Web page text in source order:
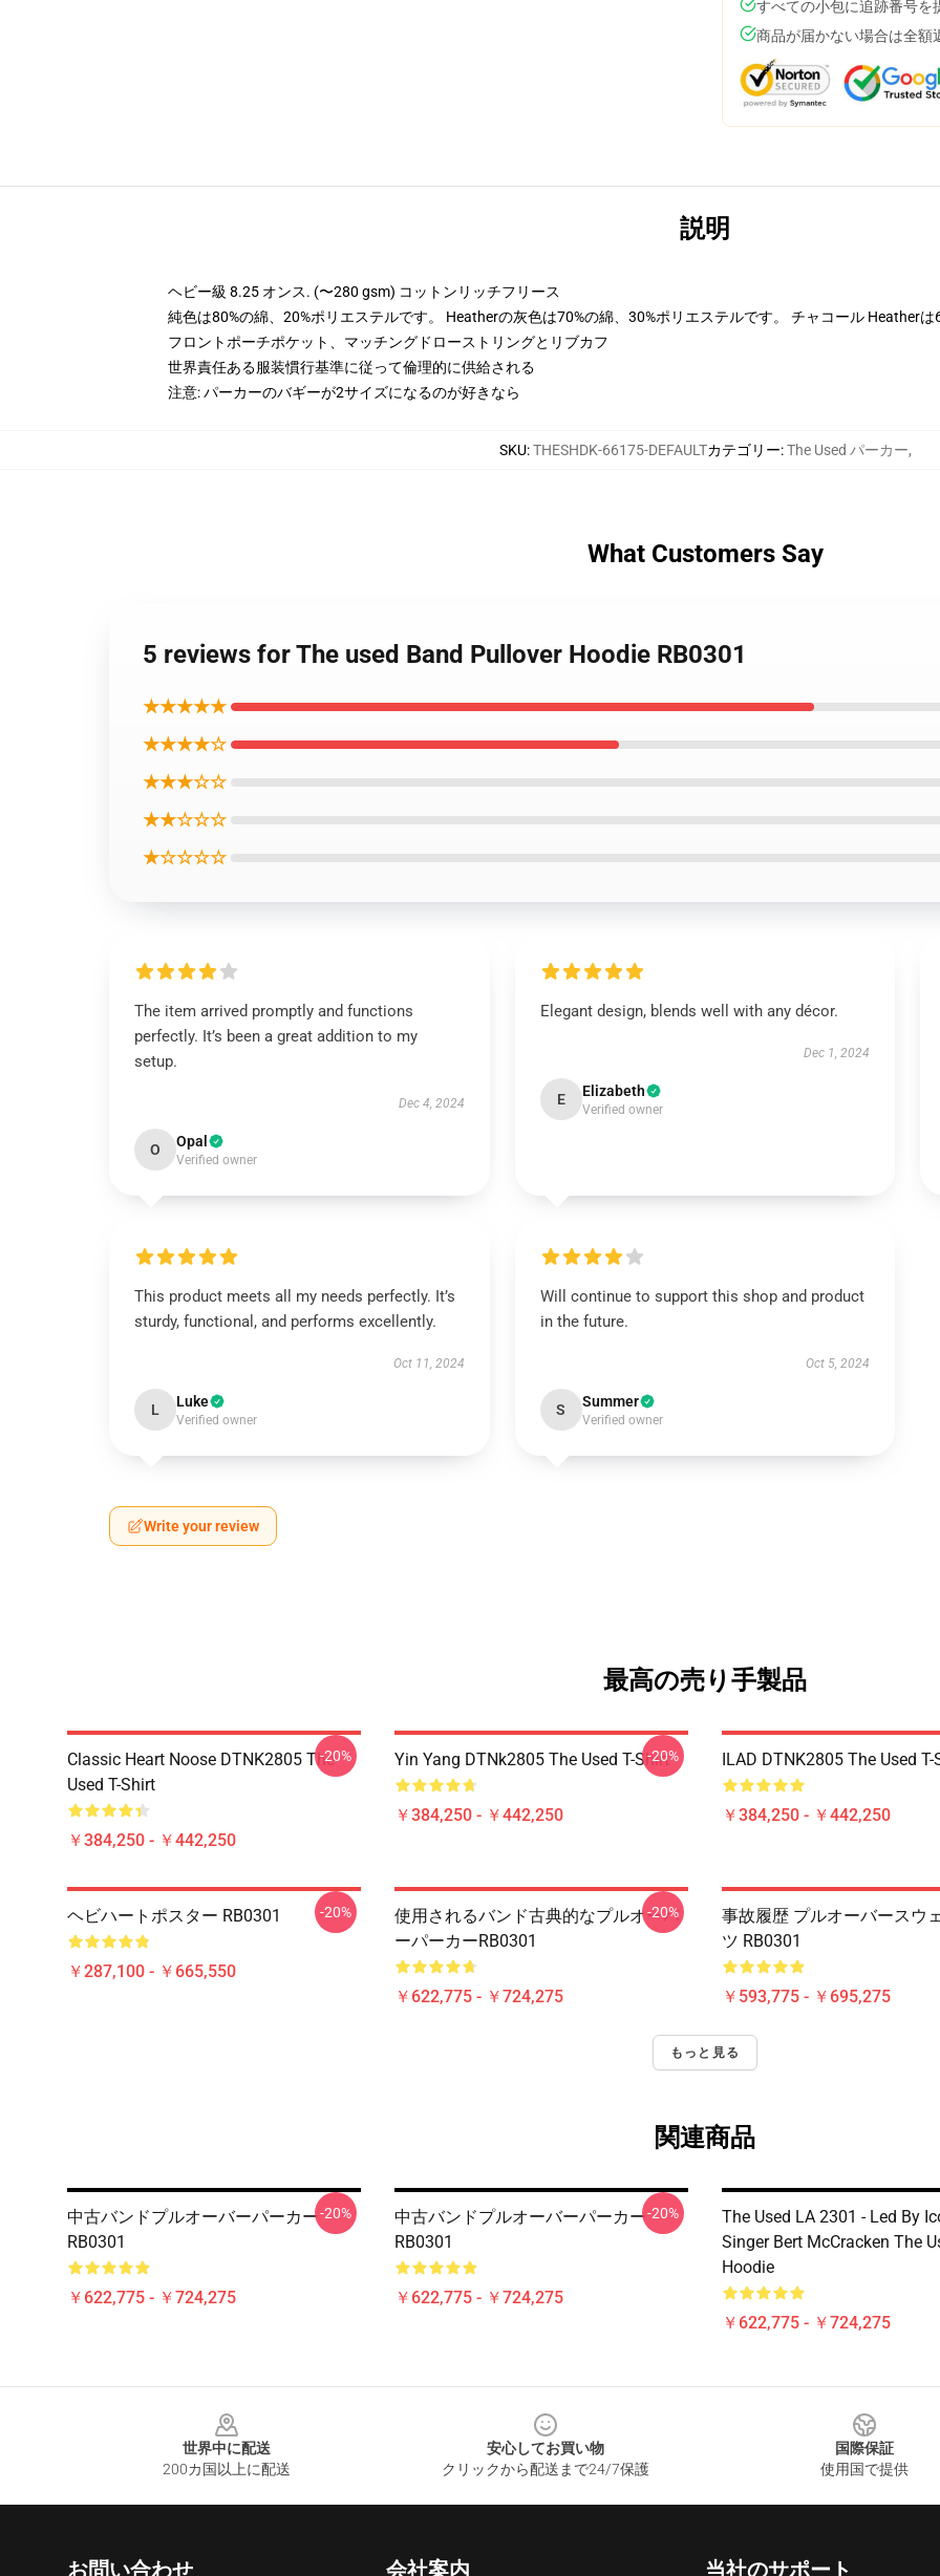
すべての小包に追跡番号を
商品が届かない場合は全額
説明
ヘビー級 8.25 オンス. (〜280 gsm) コットンリッチフリース
純色は80%の綿、20%ポリエステルです。 Heatherの灰色は70%の綿、30%ポリエステルです。 チャコール Heather
フロントポーチポケット、マッチングドローストリングとリブカフ
世界責任ある服装慣行基準に従って倫理的に供給される
注意: パーカーのバギーが2サイズになるのが好きなら
SKU:THESHDK-66175-DEFAULTカテゴリー:The Used パーカー,
What Customers Say
5 reviews for The used Band Pullover Hoodie RB0301
★★★★★
★★★★☆
★★★☆☆
★★☆☆☆
★☆☆☆☆
The item arrived promptly and functions
perfectly. It’s been a great addition to my
setup.
Dec 4, 2024
O Opal
Verified owner
Elegant design, blends well with any décor.
Dec 1, 2024
E Elizabeth
Verified owner
This product meets all my needs perfectly. It’s
sturdy, functional, and performs excellently.
Oct 11, 2024
L Luke
Verified owner
Will continue to support this shop and product
in the future.
Oct 5, 2024
S Summer
Verified owner
Write your review
最高の売り手製品
Classic Heart Noose DTNK2805 The
Used T-Shirt
￥384,250 - ￥442,250
-20% Yin Yang DTNk2805 The Used T-Shirt
￥384,250 - ￥442,250
-20% ILAD DTNK2805 The Used T-
￥384,250 - ￥442,250
ヘビハートポスター RB0301
￥287,100 - ￥665,550
-20%
使用されるバンド古典的なプルオーバ
ーパーカーRB0301
￥622,775 - ￥724,275
-20%
事故履歴 プルオーバースウ
ツ RB0301
￥593,775 - ￥695,275
もっと見る
関連商品
中古バンドプルオーバーパーカー
RB0301
￥622,775 - ￥724,275
-20%
中古バンドプルオーバーパーカー
RB0301
￥622,775 - ￥724,275
-20%
The Used LA 2301 - Led By
Singer Bert McCracken The
Hoodie
￥622,775 - ￥724,275
世界中に配送
200カ国以上に配送
安心してお買い物
クリックから配送まで24/7保護
国際保証
使用国で提供
お問い合わせ 会社案内 当社のサポート